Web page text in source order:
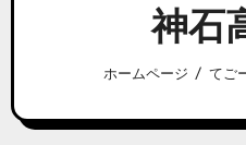
神石
ホームページ てご